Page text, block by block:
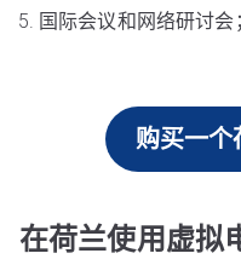
国际会议和网络研讨会
购买一个
在荷兰使用虚拟